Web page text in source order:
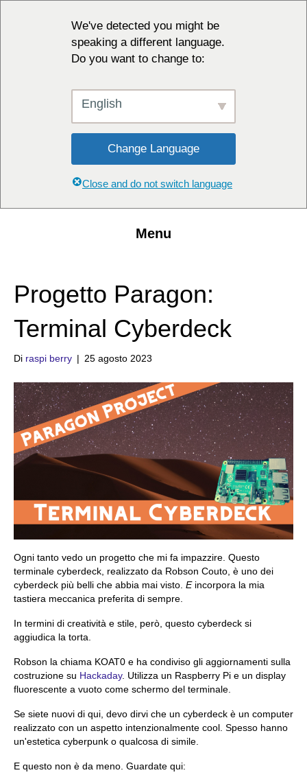
We've detected you might be
speaking a different language.
Do you want to change to:
English
Change Language
Close and do not switch language
Menu
Progetto Paragon:
Terminal Cyberdeck
Di raspi berry | 25 agosto 2023
Ogni tanto vedo un progetto che mi fa impazzire. Questo
terminale cyberdeck, realizzato da Robson Couto, è uno dei
cyberdeck più belli che abbia mai visto. Eincorpora la mia
tastiera meccanica preferita di sempre.
In termini di creatività e stile, però, questo cyberdeck si
aggiudica la torta.
Robson la chiama KOAT0 e ha condiviso gli aggiornamenti sulla
costruzione su Hackaday. Utilizza un Raspberry Pi e un display
fluorescente a vuoto come schermo del terminale.
Se siete nuovi di qui, devo dirvi che un cyberdeck è un computer
realizzato con un aspetto intenzionalmente cool. Spesso hanno
un'estetica cyberpunk o qualcosa di simile.
E questo non è da meno. Guardate qui: